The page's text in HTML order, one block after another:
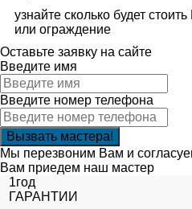
узнайте сколько будет
или ограждение
Оставьте заявку на сайте
Введите имя
Введите номер телефона
Мы перезвоним Вам и
Вам приедем наш мастер
1год
ГАРАНТИИ